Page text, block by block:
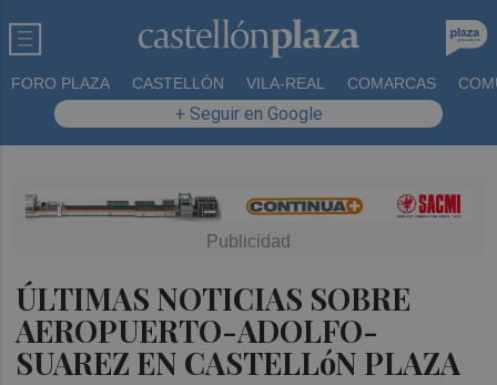
FORO PLAZA CASTELLÓN VILA-REAL COMARCAS
+ Seguir en Google
ÚLTIMAS NOTICIAS SOBRE
AEROPUERTO-ADOLFO-
SUAREZ EN CASTELLóN PLAZA